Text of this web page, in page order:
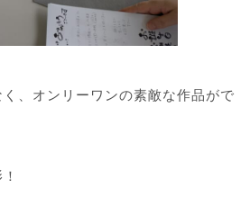
、オンリーワンの素敵な作品がで